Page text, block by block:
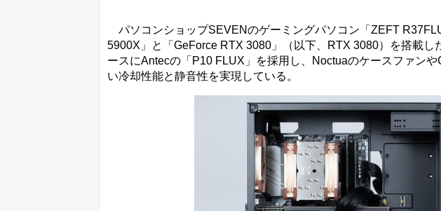
パソコンショップSEVENのゲーミングパソコン「ZEFT
5900X」と「GeForce RTX 3080」（以下、RTX 3080）を搭載し
ースにAntecの「P10 FLUX」を採用し、Noctuaのケースファン
い冷却性能と静音性を実現している。